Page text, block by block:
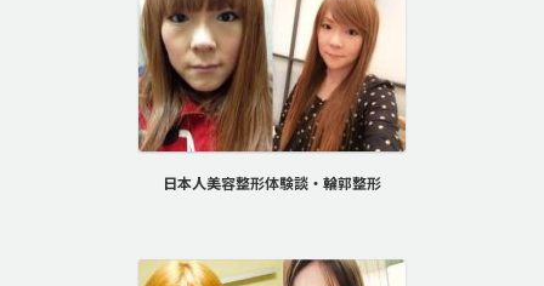
日本人美容整形体験談・輪郭整形